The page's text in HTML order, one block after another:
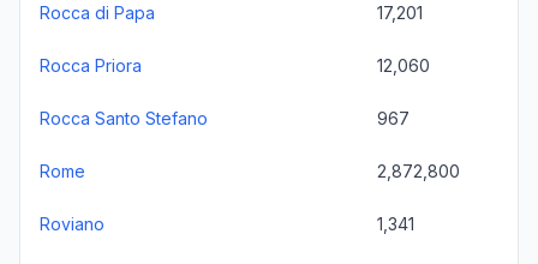
Rocca di Papa 17,201
Rocca Priora 12,060
Rocca Santo Stefano 967
Rome 2,872,800
Roviano 1,341